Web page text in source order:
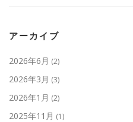
アーカイブ
2026年6月 (2)
2026年3月 (3)
2026年1月 (2)
2025年11月 (1)